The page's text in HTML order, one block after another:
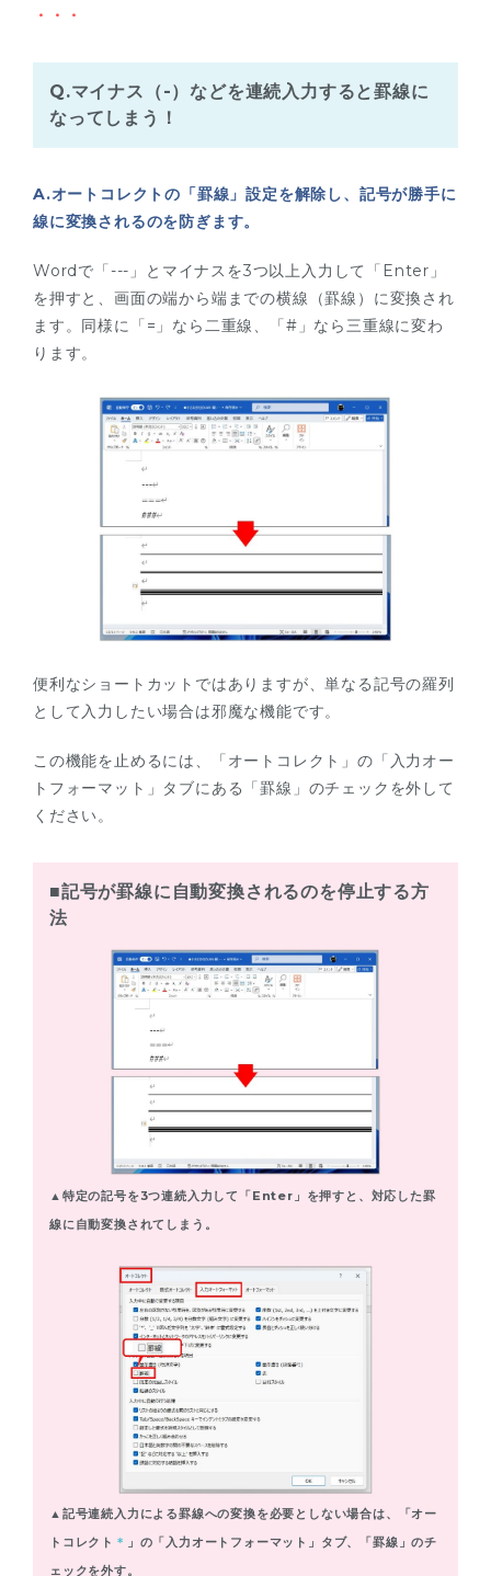
・・・
Q.マイナス（-）などを連続入力すると罫線に
なってしまう！
A.オートコレクトの「罫線」設定を解除し、記号が勝手に
線に変換されるのを防ぎます。
Wordで「---」とマイナスを3つ以上入力して「Enter」
を押すと、画面の端から端までの横線（罫線）に変換され
ます。同様に「=」なら二重線、「#」なら三重線に変わ
ります。
便利なショートカットではありますが、単なる記号の羅列
として入力したい場合は邪魔な機能です。
この機能を止めるには、「オートコレクト」の「入力オー
トフォーマット」タブにある「罫線」のチェックを外して
ください。
■記号が罫線に自動変換されるのを停止する方
法
▲特定の記号を3つ連続入力して「Enter」を押すと、対応した罫
線に自動変換されてしまう。
▲記号連続入力による罫線への変換を必要としない場合は、「オー
トコレクト ＊ 」の「入力オートフォーマット」タブ、「罫線」のチ
ェックを外す。